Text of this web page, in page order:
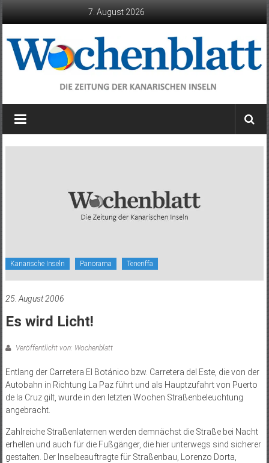
7. August 2026
Wochenblatt
die
Kanarische Inseln Panorama Teneriffa
25. August 2006
Es wird Licht!
Veröffentlicht von: Wochenblatt
Entlang der Carretera El Botánico bzw. Carretera del Este, die von der
Autobahn in Richtung La Paz führt und als Hauptzufahrt von Puerto
de la Cruz gilt, wurde in den letzten Wochen Straßenbeleuchtung
angebracht.
Zahlreiche Straßenlaternen werden demnächst die Straße bei Nacht
erhellen und auch für die Fußgänger, die hier unterwegs sind sicherer
gestalten. Der Inselbeauftragte für Straßenbau, Lorenzo Dorta,